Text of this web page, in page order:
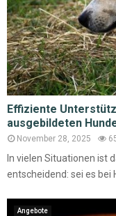
Effiziente
ausgebildeten
November 28, 2025
In vielen Situationen ist
entscheidend: sei es bei
Angebote